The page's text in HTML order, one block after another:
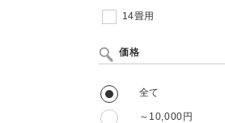
14畳用
価格
全て
～10,000円